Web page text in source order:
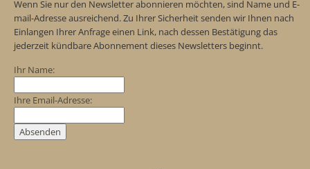
Wenn Sie nur den Newsletter abonnieren möchten, sind Name und E-
mail-Adresse ausreichend. Zu Ihrer Sicherheit senden wir Ihnen nach
Einlangen Ihrer Anfrage einen Link, nach dessen Bestätigung das
jederzeit kündbare Abonnement dieses Newsletters beginnt.
Ihr Name:
Ihre Email-Adresse: